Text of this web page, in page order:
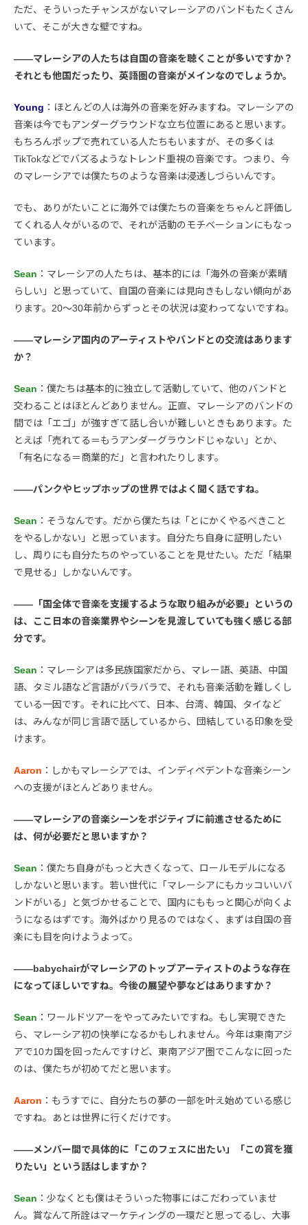
ただ、そういったチャンスがないマレーシアのバンドもたくさん
いて、そこが大きな壁ですね。
――マレーシアの人たちは自国の音楽を聴くことが多いですか？
それとも他国だったり、英語圏の音楽がメインなのでしょうか。
Young ：ほとんどの人は海外の音楽を好みますね。マレーシアの
音楽は今でもアンダーグラウンドな立ち位置にあると思います。
もちろんポップで売れている人たちもいますが、その多くは
TikTokなどでバズるようなトレンド重視の音楽です。つまり、今
のマレーシアでは僕たちのような音楽は浸透しづらいんです。
でも、ありがたいことに海外では僕たちの音楽をちゃんと評価し
てくれる人々がいるので、それが活動のモチベーションにもなっ
ています。
Sean ：マレーシアの人たちは、基本的には「海外の音楽が素晴
らしい」と思っていて、自国の音楽には見向きもしない傾向があ
ります。20〜30年前からずっとその状況は変わってないですね。
――マレーシア国内のアーティストやバンドとの交流はあります
か？
Sean ：僕たちは基本的に独立して活動していて、他のバンドと
交わることはほとんどありません。正直、マレーシアのバンドの
間では「エゴ」が強すぎて話し合いが難しいときもあります。た
とえば「売れてる＝もうアンダーグラウンドじゃない」とか、
「有名になる＝商業的だ」と言われたりします。
――パンクやヒップホップの世界ではよく聞く話ですね。
Sean ：そうなんです。だから僕たちは「とにかくやるべきこと
をやるしかない」と思っています。自分たち自身に証明したい
し、周りにも自分たちのやっていることを見せたい。ただ「結果
で見せる」しかないんです。
――「国全体で音楽を支援するような取り組みが必要」というの
は、ここ日本の音楽業界やシーンを見渡していても強く感じる部
分です。
Sean ：マレーシアは多民族国家だから、マレー語、英語、中国
語、タミル語など言語がバラバラで、それも音楽活動を難しくし
ている一因です。それに比べて、日本、台湾、韓国、タイなど
は、みんなが同じ言語で話しているから、団結している印象を受
けます。
Aaron ：しかもマレーシアでは、インディペデントな音楽シーン
への支援がほとんどありません。
――マレーシアの音楽シーンをポジティブに前進させるために
は、何が必要だと思いますか？
Sean ：僕たち自身がもっと大きくなって、ロールモデルになる
しかないと思います。若い世代に「マレーシアにもカッコいいバ
ンドがいる」と気づかせることで、国内にももっと関心が向くよ
うになるはずです。海外ばかり見るのではなく、まずは自国の音
楽にも目を向けようよって。
――babychairがマレーシアのトップアーティストのような存在
になってほしいですね。今後の展望や夢などはありますか？
Sean ：ワールドツアーをやってみたいですね。もし実現できた
ら、マレーシア初の快挙になるかもしれません。今年は東南アジ
アで10カ国を回ったんですけど、東南アジア圏でこんなに回った
のは、僕たちが初めてだと思います。
Aaron ：もうすでに、自分たちの夢の一部を叶え始めている感じ
ですね。あとは世界に行くだけです。
――メンバー間で具体的に「このフェスに出たい」「この賞を獲
りたい」という話はしますか？
Sean ：少なくとも僕はそういった物事にはこだわっていませ
ん。賞なんて所詮はマーケティングの一環だと思ってるし、大事